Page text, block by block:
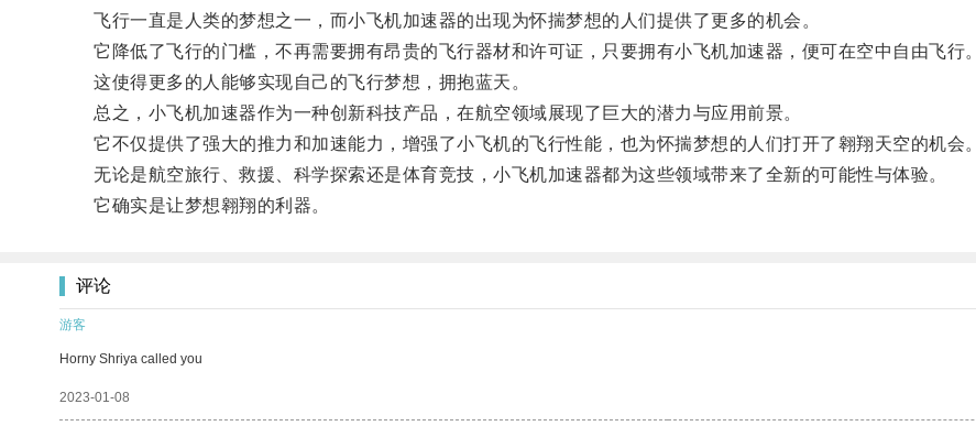
飞行一直是人类的梦想之一，而小飞机加速器的出现为怀揣梦想的人们提供了更多的机会。
它降低了飞行的门槛，不再需要拥有昂贵的飞行器材和许可证，只要拥有小飞机加速器，便可在空中自由飞行。
这使得更多的人能够实现自己的飞行梦想，拥抱蓝天。
总之，小飞机加速器作为一种创新科技产品，在航空领域展现了巨大的潜力与应用前景。
它不仅提供了强大的推力和加速能力，增强了小飞机的飞行性能，也为怀揣梦想的人们打开了翱翔天空的机会。
无论是航空旅行、救援、科学探索还是体育竞技，小飞机加速器都为这些领域带来了全新的可能性与体验。
它确实是让梦想翱翔的利器。
评论
游客
Horny Shriya called you
2023-01-08